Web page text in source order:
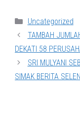
Categories
Uncategorized
TAMBAH
DEKATI 58
SRI MULYANI
SIMAK BERITA